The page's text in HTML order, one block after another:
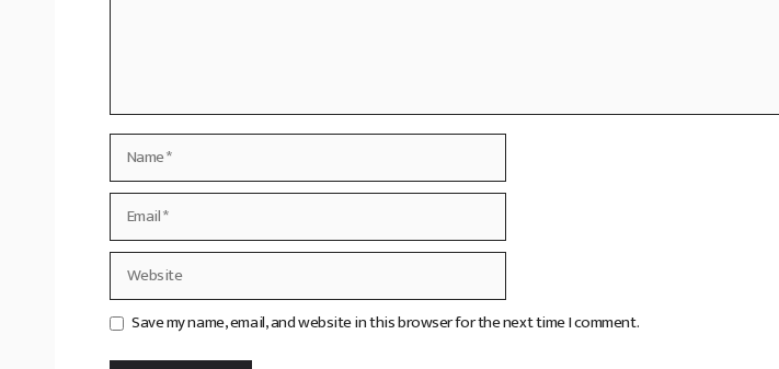
Name
Email
Website
Save my name, email, and website in this browser for the next time I comment.